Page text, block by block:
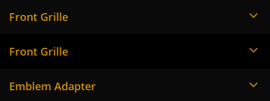
Front Grille
Front Grille
Emblem Adapter